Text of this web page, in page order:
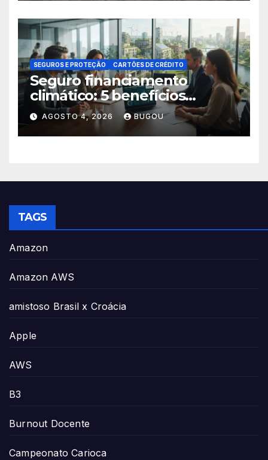
SEGUROS E PROTEÇÃO CARTÕES DE CRÉDITO
Seguro financiamento
climático: 5 benefícios
essenciais
AGOSTO 4, 2026 BUGOU
TAGS
Amazon
Amazon AWS
amistoso Brasil x Croácia
Apple
AWS
B3
Burnout Docente
Campeonato Carioca